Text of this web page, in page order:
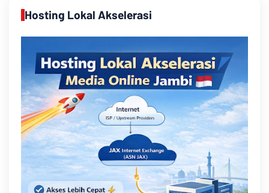
Hosting Lokal Akselerasi